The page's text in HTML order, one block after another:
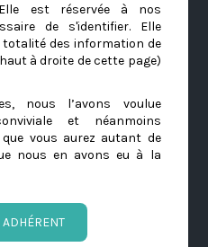
est réservée à nos
de s'identifier. Elle
des information de
à droite de cette page)
nous l’avons voulue
et néanmoins
vous aurez autant de
nous en avons eu à la